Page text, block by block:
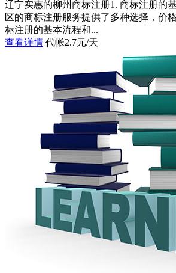
辽宁实惠的柳州商标注册1. 商标注册的
区的商标注册服务提供了多种选择，价
标注册的基本流程和...
查看详情 代帐2.7元/天